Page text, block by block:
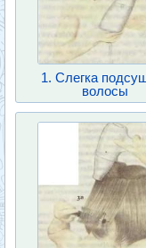
1. Слегка
волосы